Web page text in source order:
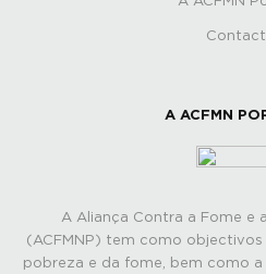
A ACFMN
A Aliança Contra a Fome e
(ACFMNP) tem como
pobreza e da fome, bem como